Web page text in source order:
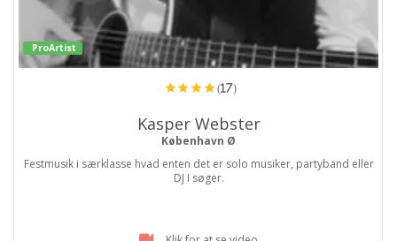
ProArtist
(17)
Kasper Webster
København Ø
Festmusik i særklasse hvad enten det er solo musiker, partyband eller
DJ I søger.